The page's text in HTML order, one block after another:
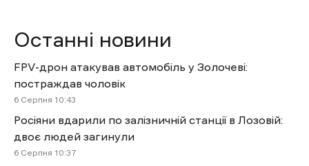
Останні новини
FPV-дрон атакував автомобіль у Золочеві:
постраждав чоловік
6 Cерпня 10:43
Росіяни вдарили по залізничній станції в Лозовій:
двоє людей загинули
6 Cерпня 10:37